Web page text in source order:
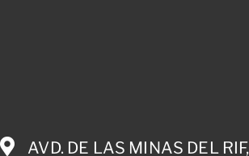
AVD. DE LAS MINAS DEL